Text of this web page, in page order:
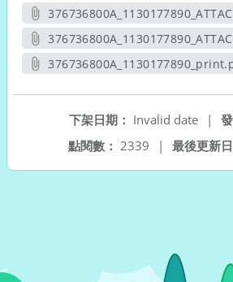
另開新視窗
另開新視窗
下架日期： Invalid date
|
最後更新日
點閱數： 2339 |